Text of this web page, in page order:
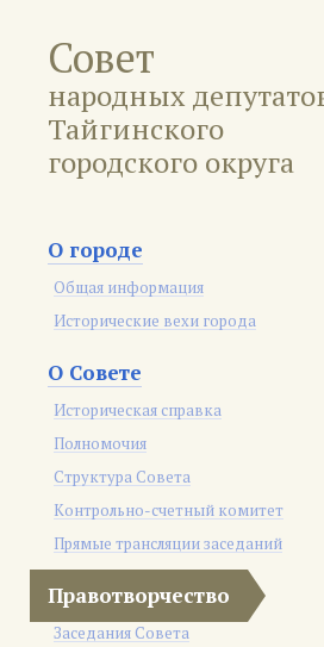
Совет
народных
Тайгинского
городского округа
О городе
Общая информация
Исторические вехи города
О Совете
Историческая справка
Полномочия
Структура Совета
Контрольно-счетный комитет
Прямые трансляции заседаний
Правотворчество
Заседания Совета